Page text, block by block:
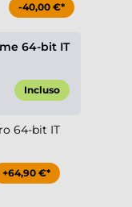
-40,00 €*
64-bit IT
Incluso
64-bit IT
+64,90 €*